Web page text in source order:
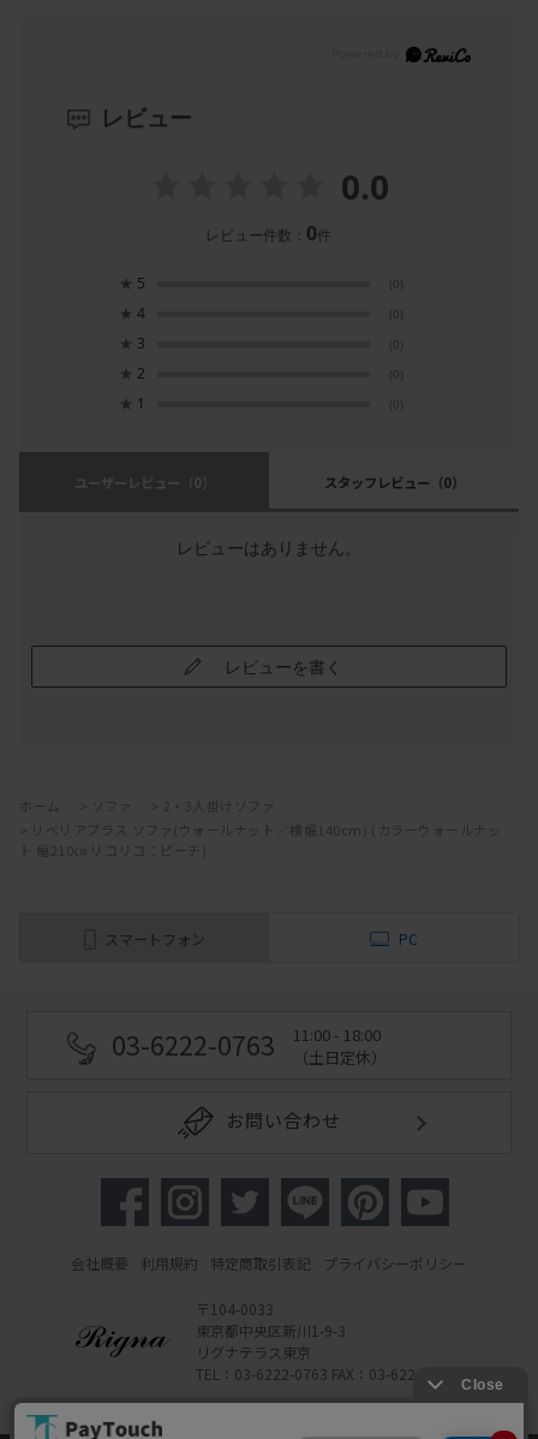
レビュー
0.0
レビュー件数： 0件
★ 5 (0)
★ 4 (0)
★ 3 (0)
★ 2 (0)
★ 1 (0)
ユーザーレビュー （0） スタッフレビュー （0）
レビューはありません。
レビューを書く
ホーム ソファ
2・3人掛けソファ
リベリアプラス ソファ(ウォールナット／横幅140cm) (カラーウォールナッ
ト 幅210㎝ リコリコ：ピーチ)
スマートフォン PC
03-6222-0763
11:00 - 18:00
（土日定休）
お問い合わせ
会社概要 利用規約 特定商取引表記 プライバシーポリシー
〒104-0033
東京都中央区新川1-9-3
リグナテラス東京
TEL：03-6222-0763 FAX：03-6222-0762
Powered by Watahan Partners Co., Ltd.